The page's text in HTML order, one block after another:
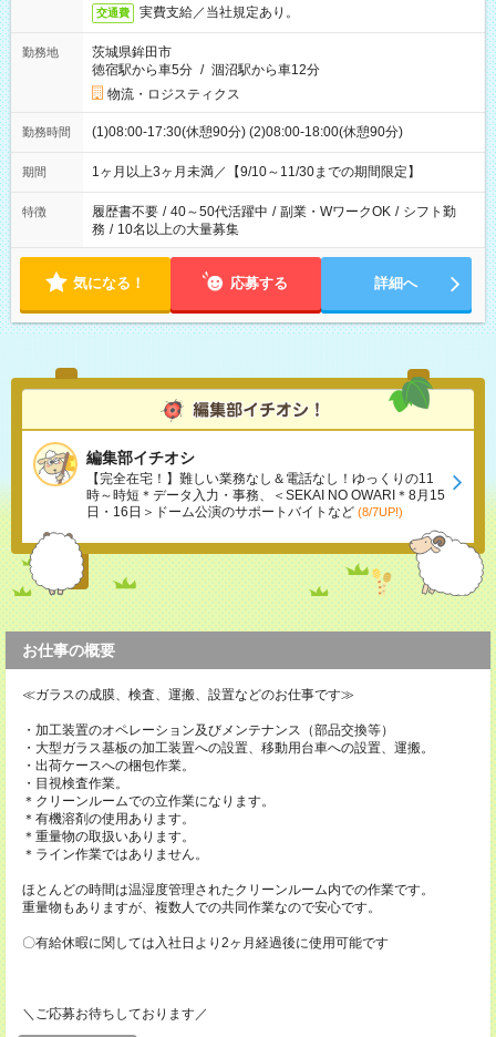
交通費 実費支給／当社規定あり。
勤務地
茨城県鉾田市
徳宿駅から車5分 / 涸沼駅から車12分
物流・ロジスティクス
勤務時間 (1)08:00-17:30(休憩90分) (2)08:00-18:00(休憩90分)
期間 1ヶ月以上3ヶ月未満／【9/10～11/30までの期間限定】
特徴 履歴書不要 / 40～50代活躍中 / 副業・WワークOK / シフト勤
務 / 10名以上の大量募集
気になる！ 応募する 詳細へ
編集部イチオシ
【完全在宅！】難しい業務なし＆電話なし！ゆっくりの11
時～時短＊データ入力・事務、＜SEKAI NO OWARI＊8月15
日・16日＞ドーム公演のサポートバイトなど (8/7UP!)
お仕事の概要
≪ガラスの成膜、検査、運搬、設置などのお仕事です≫
・加工装置のオペレーション及びメンテナンス（部品交換等）
・大型ガラス基板の加工装置への設置、移動用台車への設置、運搬。
・出荷ケースへの梱包作業。
・目視検査作業。
＊クリーンルームでの立作業になります。
＊有機溶剤の使用あります。
＊重量物の取扱いあります。
＊ライン作業ではありません。
ほとんどの時間は温湿度管理されたクリーンルーム内での作業です。
重量物もありますが、複数人での共同作業なので安心です。
〇有給休暇に関しては入社日より2ヶ月経過後に使用可能です
＼ご応募お待ちしております／